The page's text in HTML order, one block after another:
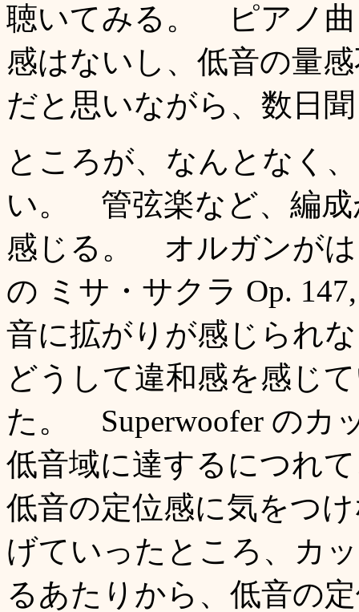
聴いてみる。 ピアノ曲
感はないし、低音の量
だと思いながら、数日
ところが、なんとなく
い。 管弦楽など、編成
感じる。 オルガンがは
の ミサ・サクラ Op.
音に拡がりが感じられ
どうして違和感を感じ
た。 Superwoofer のカ
低音域に達するにつれ
低音の定位感に気をつ
げていったところ、カ
るあたりから、低音の